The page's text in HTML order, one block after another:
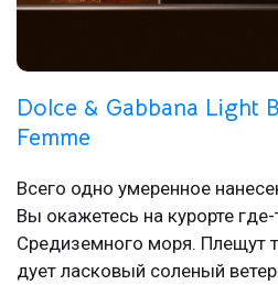
Dolce & Gabbana Light
Femme
Всего одно умеренное
Вы окажетесь на курорте
Средиземного моря. Плещут
дует ласковый соленый